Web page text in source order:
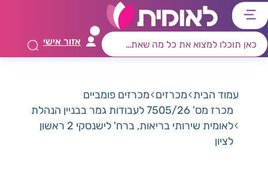
דלג
לתפריט
ראשי
דלג
לרכיב
חיפוש
דלג
לתוכן
מרכזי
דלג
לאזור
קישורים
אזור אישי
עמוד הבית מכרזים מכרזים פומביים
מכרז מס' 7505/26 לעבודות גמר בבניין הנהלת
לאומית שירותי בריאות, ברח' לישנסקי 2 ראשון
לציון